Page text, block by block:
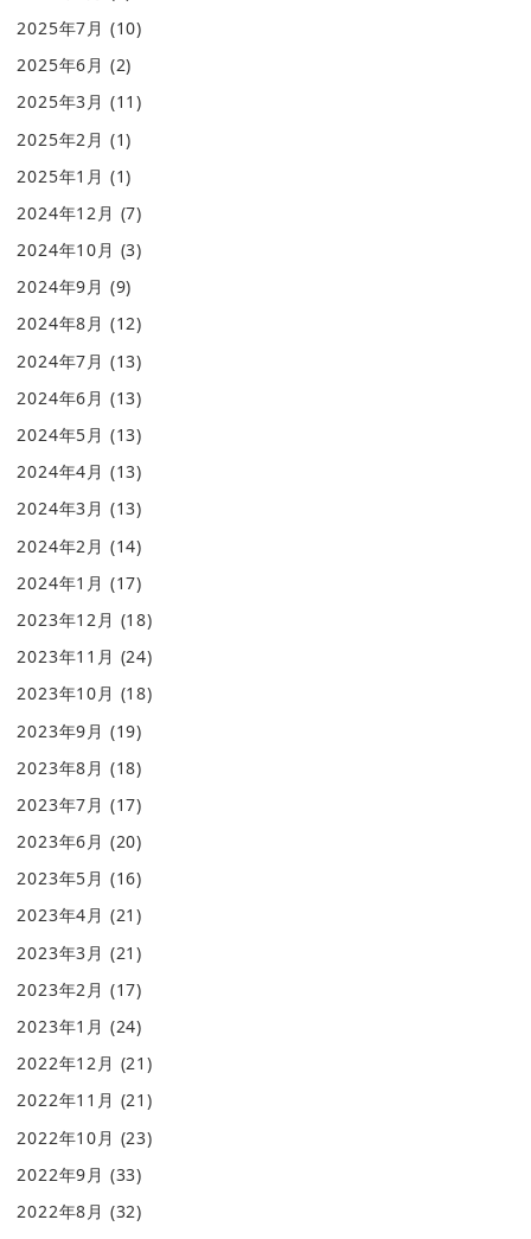
2025年7月 (10)
2025年6月 (2)
2025年3月 (11)
2025年2月 (1)
2025年1月 (1)
2024年12月 (7)
2024年10月 (3)
2024年9月 (9)
2024年8月 (12)
2024年7月 (13)
2024年6月 (13)
2024年5月 (13)
2024年4月 (13)
2024年3月 (13)
2024年2月 (14)
2024年1月 (17)
2023年12月 (18)
2023年11月 (24)
2023年10月 (18)
2023年9月 (19)
2023年8月 (18)
2023年7月 (17)
2023年6月 (20)
2023年5月 (16)
2023年4月 (21)
2023年3月 (21)
2023年2月 (17)
2023年1月 (24)
2022年12月 (21)
2022年11月 (21)
2022年10月 (23)
2022年9月 (33)
2022年8月 (32)